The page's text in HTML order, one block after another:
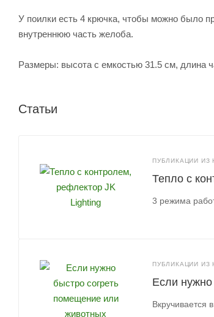
У поилки есть 4 крючка, чтобы можно было
внутреннюю часть желоба.
Размеры: высота с емкостью 31.5 см, длина
Статьи
ПУБЛИКАЦИИ ИЗ
Тепло с
3 режима
ПУБЛИКАЦИИ ИЗ
Если
Вкручивается